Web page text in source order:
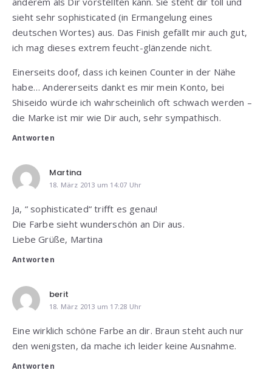
sieht sehr sophisticated (in Ermangelung eines
deutschen Wortes) aus. Das Finish gefällt mir auch gut,
ich mag dieses extrem feucht-glänzende nicht.
Einerseits doof, dass ich keinen Counter in der Nähe
habe… Andererseits dankt es mir mein Konto, bei
Shiseido würde ich wahrscheinlich oft schwach werden –
die Marke ist mir wie Dir auch, sehr sympathisch.
Antworten
Martina
18. März 2013 um 14:07 Uhr
Ja, “ sophisticated“ trifft es genau!
Die Farbe sieht wunderschön an Dir aus.
Liebe Grüße, Martina
Antworten
berit
18. März 2013 um 17:28 Uhr
Eine wirklich schöne Farbe an dir. Braun steht auch nur
den wenigsten, da mache ich leider keine Ausnahme.
Antworten